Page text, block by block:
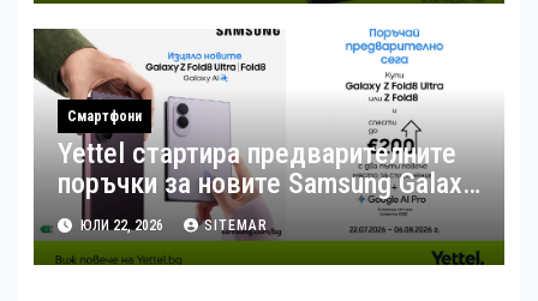
Смартфони
Yettel стартира предварителните
поръчки за новите Samsung Galaxy
Z Flip8, Fold8 и Fold8 Ultra
ЮЛИ 22, 2026 SITEMAR